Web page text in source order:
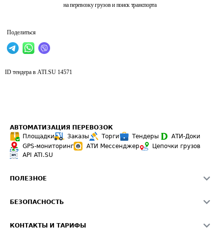
на перевозку грузов и поиск транспорта
Поделиться
ID тендера в ATI.SU 14571
АВТОМАТИЗАЦИЯ ПЕРЕВОЗОК
Площадки
Заказы Торги Тендеры
АТИ-Доки
GPS-мониторинг
АТИ Мессенджер
Цепочки грузов
API ATI.SU
ПОЛЕЗНОЕ
Звезды ATI.SU на вашем сайте
БЕЗОПАСНОСТЬ
КОНТАКТЫ И ТАРИФЫ